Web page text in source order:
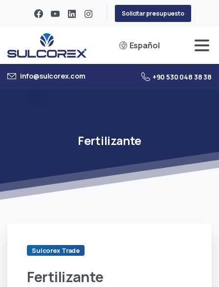
Solicitar presupuesto
Español
info@sulcorex.com +90 530 048 38 38
Fertilizante
Sulcorex Trade
Fertilizante